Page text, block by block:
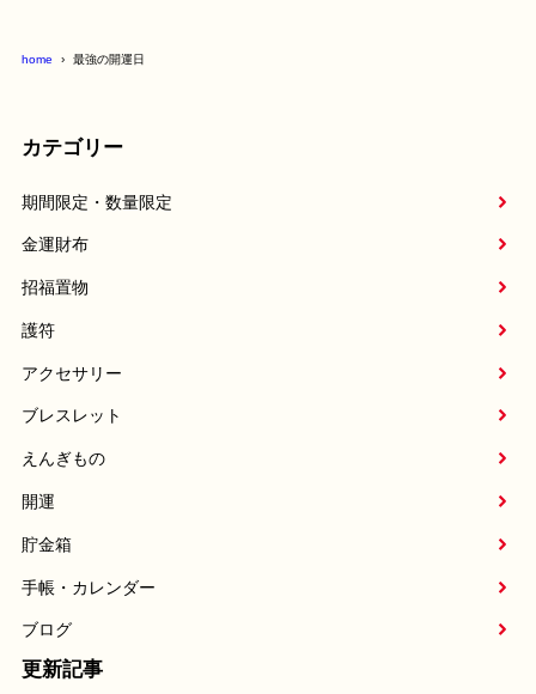
home 最強の開運日
カテゴリー
期間限定・数量限定
金運財布
招福置物
護符
アクセサリー
ブレスレット
えんぎもの
開運
貯金箱
手帳・カレンダー
ブログ
更新記事